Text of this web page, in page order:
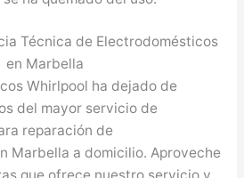
Técnica de Electrodomésticos
en Marbella
Whirlpool ha dejado de
del mayor servicio de
reparación de
Marbella a domicilio. Aproveche